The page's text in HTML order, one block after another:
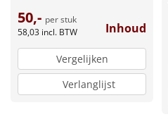
Alle thema's
Artikel
NIEUW
50,- per stuk
58,03 incl. BTW Inhoud
Vergelijken
Verlanglijst